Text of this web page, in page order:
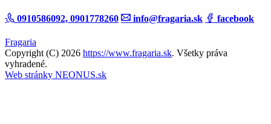
0910586092, 0901778260 info@fragaria.sk facebook
Fragaria
Copyright (C) 2026 https://www.fragaria.sk. Všetky práva
vyhradené.
Web stránky NEONUS.sk